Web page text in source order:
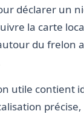
déclarer un
la carte
du frelon
utile contient